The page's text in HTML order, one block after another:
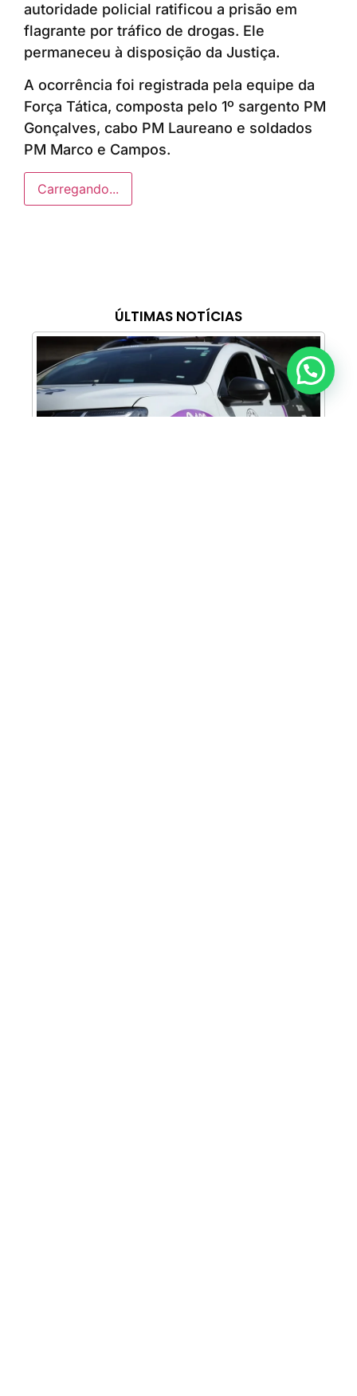
ÚLTIMAS NOTÍCIAS
autoridade policial ratificou a prisão em
flagrante por tráfico de drogas. Ele
permaneceu à disposição da Justiça.
A ocorrência foi registrada pela equipe da
Força Tática, composta pelo 1º sargento PM
Gonçalves, cabo PM Laureano e soldados
PM Marco e Campos.
Carregando...
Anunciar ou recomendar matéria